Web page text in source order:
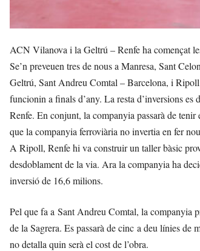
ACN Vilanova i la Geltrú – Renfe ha començat
Se’n preveuen tres de nous a Manresa, Sant
Geltrú, Sant Andreu Comtal – Barcelona, i
funcionin a finals d’any. La resta d’inversions
Renfe. En conjunt, la companyia passarà de
que la companyia ferroviària no invertia en fer
A Ripoll, Renfe hi va construir un taller bàsic
desdoblament de la via. Ara la companyia ha
inversió de 16,6 milions.
Pel que fa a Sant Andreu Comtal, la companyia
de la Sagrera. Es passarà de cinc a deu línies
no detalla quin serà el cost de l’obra.